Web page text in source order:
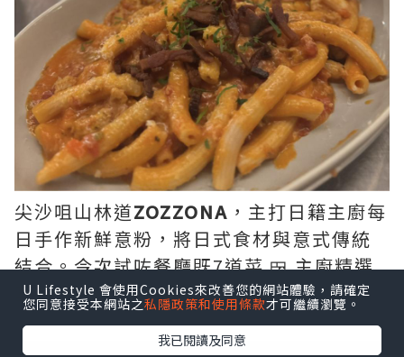
尖沙咀山林道ZOZZONA ，主打日籍主廚每
日手作新鮮意粉，將日式食材與意式傳統
結合。今次試咗餐廳既7道菜 🍱 主廚精選
套餐 (Omakase Menu) $458/person。
U Lifestyle 會使用Cookies來改善您的網站體驗，請確定
您同意接受本網站之私隱政策和使用條款才可繼續瀏覽。
我已閱讀及同意